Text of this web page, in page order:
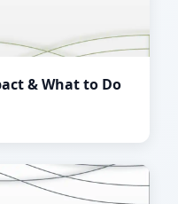
& What to Do